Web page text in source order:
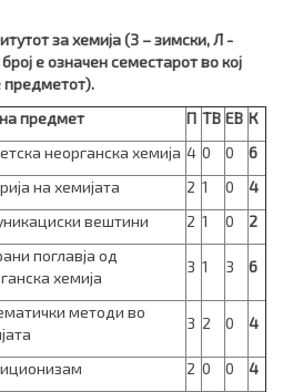
за хемија (З – зимски, Л -
е означен семестарот во кој
предметот).
предмет П ТВ ЕВ К
неорганска хемија 4 0 0
6
на хемијата 2 1 0
4
вештини 2 1 0 2
поглавја од
хемија
3 1 3 6
методи во
3 2 0 4
2 0 0
4